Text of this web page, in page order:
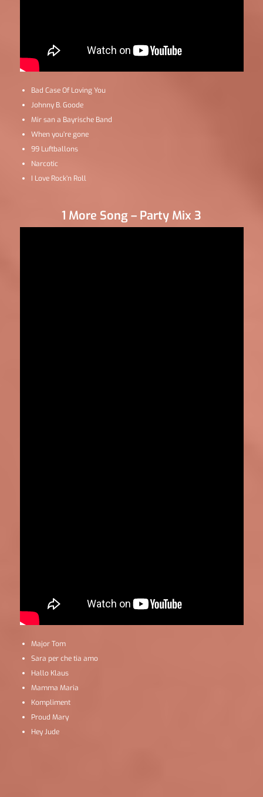
Bad Case Of Loving You
Johnny B. Goode
Mir san a Bayrische Band
When you’re gone
99 Luftballons
Narcotic
I Love Rock’n Roll
1 More Song – Party Mix 3
Major Tom
Sara per che tia amo
Hallo Klaus
Mamma Maria
Kompliment
Proud Mary
Hey Jude